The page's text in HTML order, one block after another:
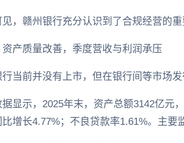
见，赣州银行充分认识到了合规经营的
资产质量改善，季度营收与利润承压
当前并没有上市，但在银行间等市场
显示，2025年末，资产总额3142亿元
增长4.77%；不良贷款率1.61%。主要